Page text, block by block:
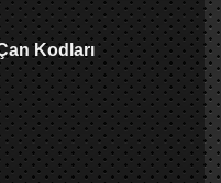
Kodları